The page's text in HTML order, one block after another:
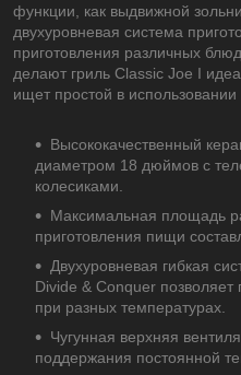
функции, как выдвижной
двухуровневая система
приготовления различных
делают гриль Classic Joe I
ищет простой в использовании
Высококачественный
диаметром 18 дюймов с
колесиками.
Максимальная площадь
приготовления пищи
Двухуровневая гибкая
Divide & Conquer позволяет
при разных температурах.
Чугунная верхняя
поддержания постоянной